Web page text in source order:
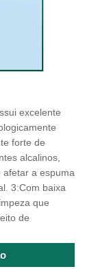
excelente
forte de
alcalinos,
afetar a espuma
3:Com baixa
que
de